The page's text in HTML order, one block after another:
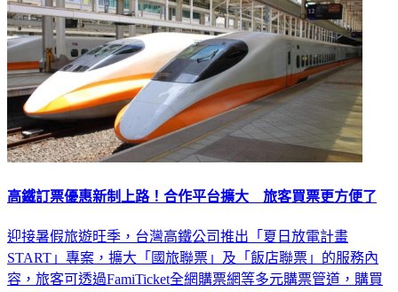
高鐵訂票優惠新制上路！合作平台擴大 旅客買票更方便了
迎接暑假旅遊旺季，台灣高鐵公司推出「夏日放電計畫
START」專案，擴大「國旅聯票」及「飯店聯票」的服務內
容，旅客可透過FamiTicket全網購票網等多元購票管道，購買